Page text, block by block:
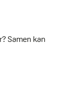
Samen kan